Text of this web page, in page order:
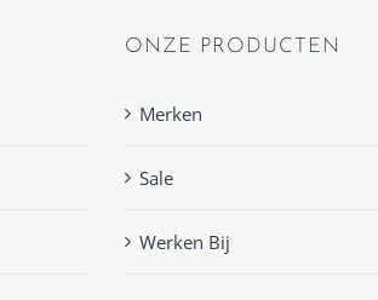
ONZE PRODUCTEN
Merken
Sale
Werken Bij